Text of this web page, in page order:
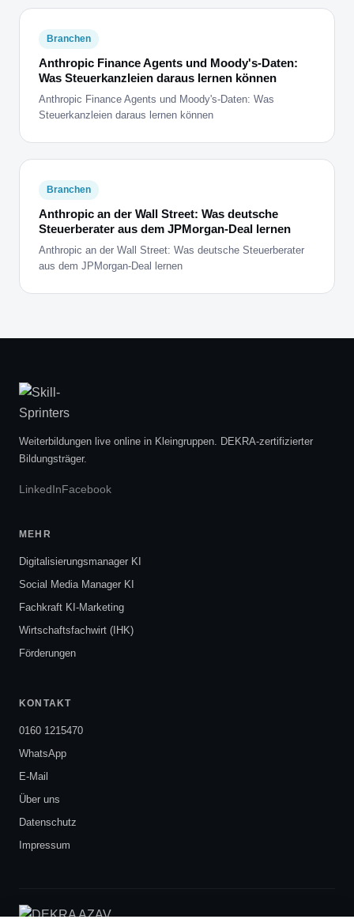
Branchen
Anthropic Finance Agents und Moody's-Daten:
Was Steuerkanzleien daraus lernen können
Anthropic Finance Agents und Moody's-Daten: Was
Steuerkanzleien daraus lernen können
Branchen
Anthropic an der Wall Street: Was deutsche
Steuerberater aus dem JPMorgan-Deal lernen
Anthropic an der Wall Street: Was deutsche Steuerberater
aus dem JPMorgan-Deal lernen
Weiterbildungen live online in Kleingruppen. DEKRA-zertifizierter
Bildungsträger.
LinkedInFacebook
MEHR
Digitalisierungsmanager KI
Social Media Manager KI
Fachkraft KI-Marketing
Wirtschaftsfachwirt (IHK)
Förderungen
KONTAKT
0160 1215470
WhatsApp
E-Mail
Über uns
Datenschutz
Impressum